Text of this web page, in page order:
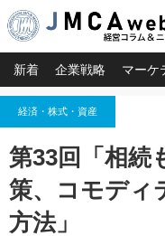
新着 企業戦略 マーケ
経済・株式・資産
第33回「相続
策、コモディ
方法」